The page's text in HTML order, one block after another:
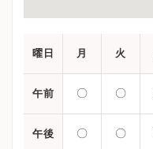
曜日 月 火
午前 〇 〇
午後 〇 〇